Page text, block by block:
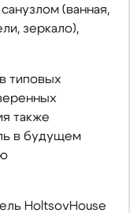
(ванная,
зеркало),
типовых
также
в будущем
HoltsovHouse